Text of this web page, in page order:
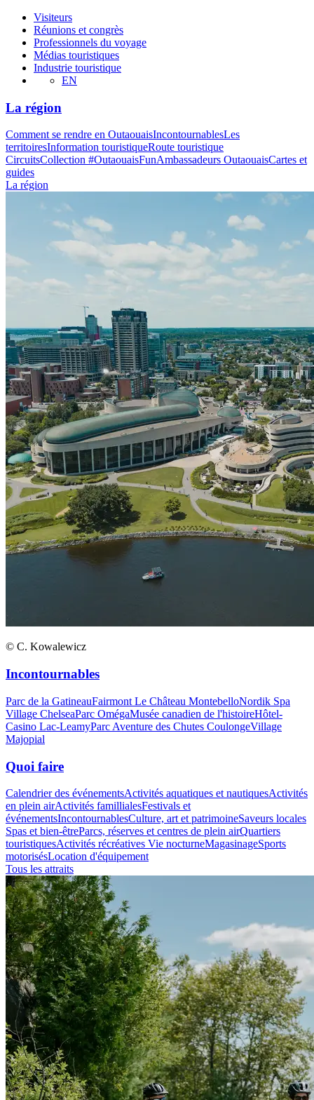
Visiteurs
Réunions et congrès
Professionnels du voyage
Médias touristiques
Industrie touristique
EN
La région
Comment se rendre en OutaouaisIncontournablesLes
territoiresInformation touristiqueRoute touristique
CircuitsCollection #OutaouaisFunAmbassadeurs OutaouaisCartes et
guides
La région
© C. Kowalewicz
Incontournables
Parc de la GatineauFairmont Le Château MontebelloNordik Spa
Village ChelseaParc OmégaMusée canadien de l'histoireHôtel-
Casino Lac-LeamyParc Aventure des Chutes CoulongeVillage
Majopial
Quoi faire
Calendrier des événementsActivités aquatiques et nautiquesActivités
en plein airActivités famillialesFestivals et
événementsIncontournablesCulture, art et patrimoineSaveurs locales
Spas et bien-êtreParcs, réserves et centres de plein airQuartiers
touristiquesActivités récréatives Vie nocturneMagasinageSports
motorisésLocation d'équipement
Tous les attraits